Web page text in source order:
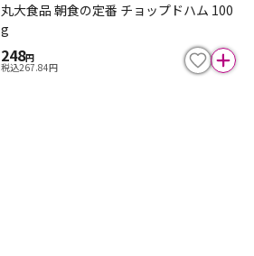
丸大食品 朝食の定番 チョップドハム 100
g
248円
税込267.84円